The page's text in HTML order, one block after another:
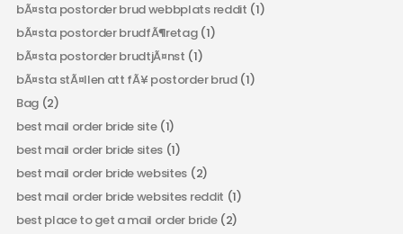
bÃ¤sta postorder brud webbplats reddit (1)
bÃ¤sta postorder brudfÃ¶retag(1)
bÃ¤sta postorder brudtjÃ¤nst (1)
bÃ¤sta stÃ¤llen att fÃ¥ postorder brud(1)
Bag(2)
best mail order bride site(1)
best mail order bride sites (1)
best mail order bride websites (2)
best mail order bride websites reddit (1)
best place to get a mail order bride(2)